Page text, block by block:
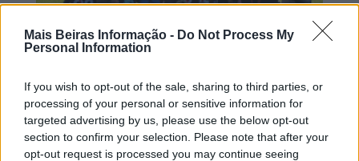
Mais Beiras Informação - Do Not Process My
Personal Information
If you wish to opt-out of the sale, sharing to third parties, or
processing of your personal or sensitive information for
targeted advertising by us, please use the below opt-out
section to confirm your selection. Please note that after your
opt-out request is processed you may continue seeing
DESPORTOS DAS BEIRAS
MAIS BEIRAS INFORMAÇÃO
GUARDA: SUB-10 DO GUARDA UNIDA DESPORTIVA
VENCEM NELAS CUP – CORAÇÃO DO DÃO
JUNHO 30, 2026